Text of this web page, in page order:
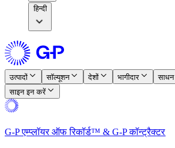
हिन्दी
उत्पादों​​ सॉल्यूशन​​ देशों​​ भागीदार​​
साधन​​
साइन इन करें​​
G-P एम्प्लॉयर ऑफ रिकॉर्ड™ & G-P कॉन्ट्रैक्टर​​